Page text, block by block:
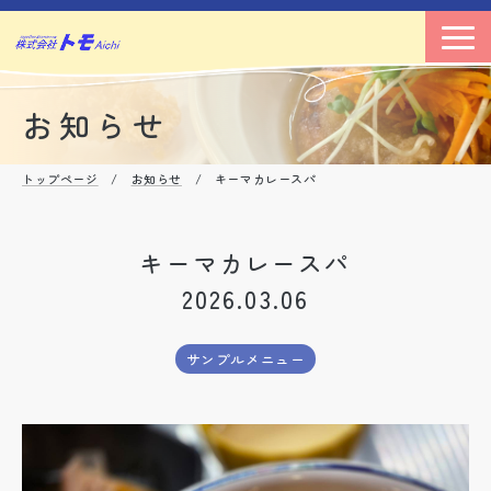
お知らせ
トップページ / お知らせ / キーマカレースパ
キーマカレースパ
2026.03.06
サンプルメニュー